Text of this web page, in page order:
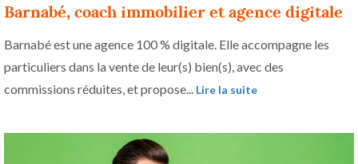
Barnabé, coach immobilier et agence digitale
Barnabé est une agence 100 % digitale. Elle accompagne les
particuliers dans la vente de leur(s) bien(s), avec des
commissions réduites, et propose...
Lire la suite